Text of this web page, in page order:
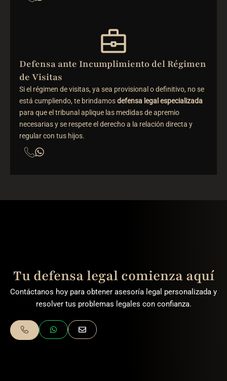
Defensa ante Incumplimiento del Régimen
de Visitas
Si el régimen de visitas, ya sea provisional o definitivo, no se
está cumpliendo, te brindamosdefensa legal especializada
para que el tribunal aplique las medidas de apremio
necesarias y se respete el derecho a la relación directa y
regular con tus hijos.
Tu defensa legal comienza aquí
Contáctanos hoy para obtener asesoría legal personalizada y
resolver tus problemas legales con confianza.